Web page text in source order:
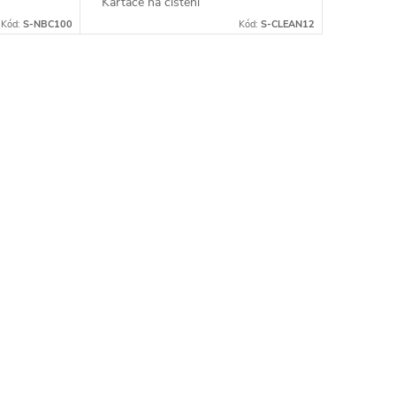
Kód: S-NBC100 Kód: S-CLEAN12